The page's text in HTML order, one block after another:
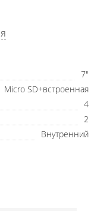
7"
Micro SD+встроенная
4
2
Внутренний